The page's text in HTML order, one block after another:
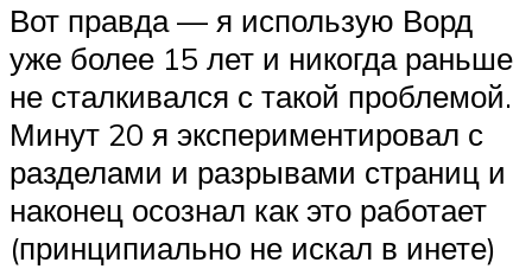
Вот правда — я использую Ворд
уже более 15 лет и никогда раньше
не сталкивался с такой проблемой.
Минут 20 я экспериментировал с
разделами и разрывами страниц и
наконец осознал как это работает
(принципиально не искал в инете)